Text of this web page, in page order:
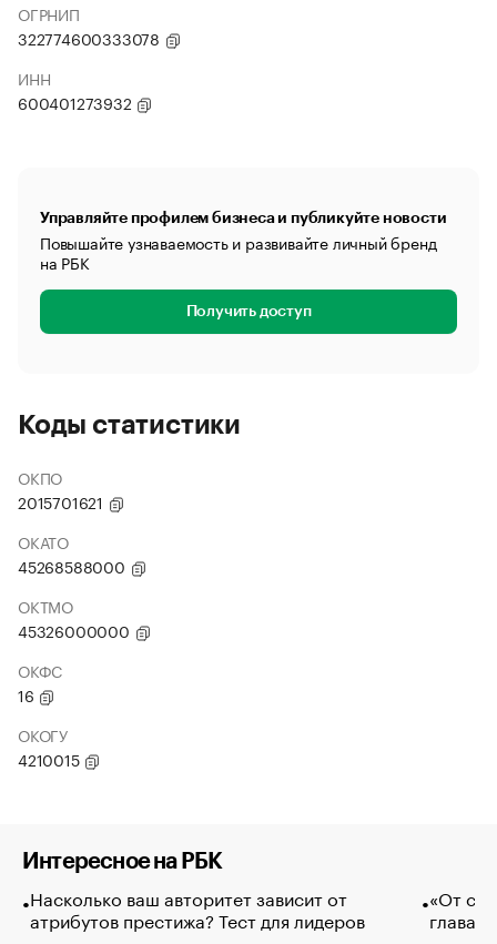
ОГРНИП
322774600333078
ИНН
600401273932
Управляйте профилем бизнеса и публикуйте новости
Повышайте узнаваемость и развивайте личный бренд
на РБК
Получить доступ
Коды статистики
ОКПО
2015701621
ОКАТО
45268588000
ОКТМО
45326000000
ОКФС
16
ОКОГУ
4210015
Интересное на РБК
Насколько ваш авторитет зависит от
атрибутов престижа? Тест для лидеров
«От
глава